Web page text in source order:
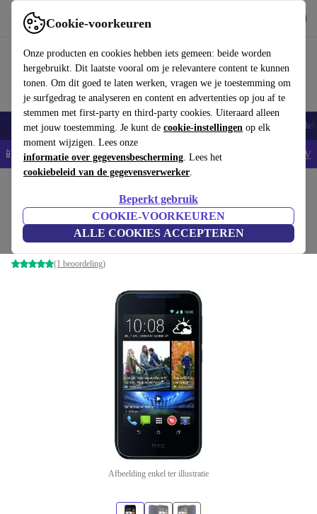
Cookie-voorkeuren
Onze producten en cookies hebben iets gemeen: beide worden
hergebruikt. Dit laatste vooral om je relevantere content te kunnen
tonen. Om dit goed te laten werken, vragen we je toestemming om
je surfgedrag te analyseren en content en advertenties op jou af te
stemmen met first-party en third-party cookies. Uiteraard alleen
met jouw toestemming. Je kunt de cookie-instellingen op elk
moment wijzigen. Lees onze
informatie over gegevensbescherming. Lees het
cookiebeleid van de gegevensverwerker.
Beperkt gebruik
COOKIE-VOORKEUREN
ALLE COOKIES ACCEPTEREN
Gebruik refurbed snel en eenvoudig
Smartphones Laptops Tablets Smartwatches Accessoires
📱5% EXTRA korting op alle iPhones – Code: IPHONEDEAL - AV
HTC Desire 310
blauw
(1 beoordeling)
Afbeelding enkel ter illustratie